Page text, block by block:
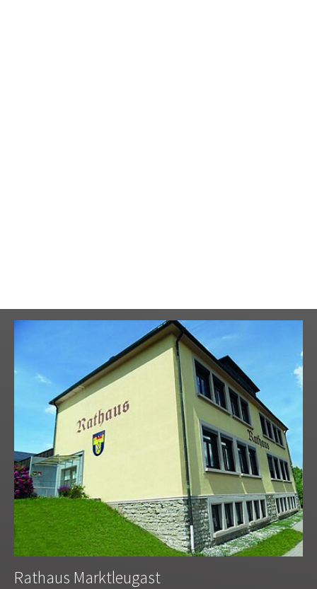
Rathaus Marktleugast